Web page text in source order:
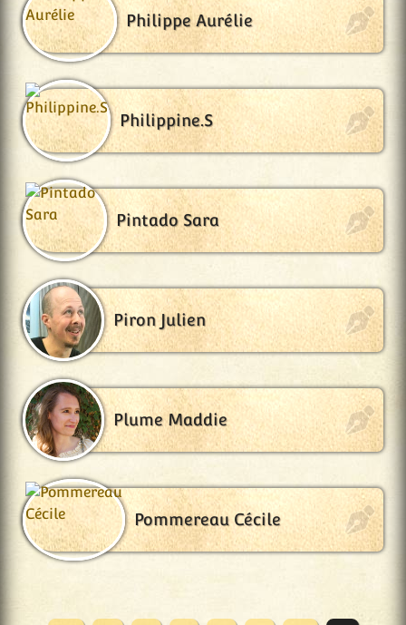
Philippe Aurélie
Philippine.S
Pintado Sara
Piron Julien
Plume Maddie
Pommereau Cécile